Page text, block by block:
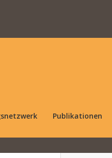
Publikationen